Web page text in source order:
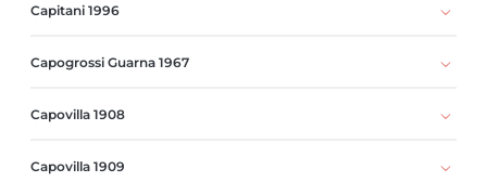
Capitani 1996
Capogrossi Guarna 1967
Capovilla 1908
Capovilla 1909